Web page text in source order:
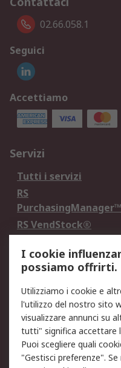
02.66.058.1
Seguici
Accettiamo
Servizi
Tutti i servizi
RS
PurchasingManager™
RS VendStock®
Legale
Informativa Cookie
Email Security
Condizioni di vendita
I cookie
possiamo offrirti.
Utilizziamo i cookie e
l'utilizzo del nostro sito
visualizzare annunci su
tutti" significa accettare
Puoi scegliere quali
"Gestisci preferenze".